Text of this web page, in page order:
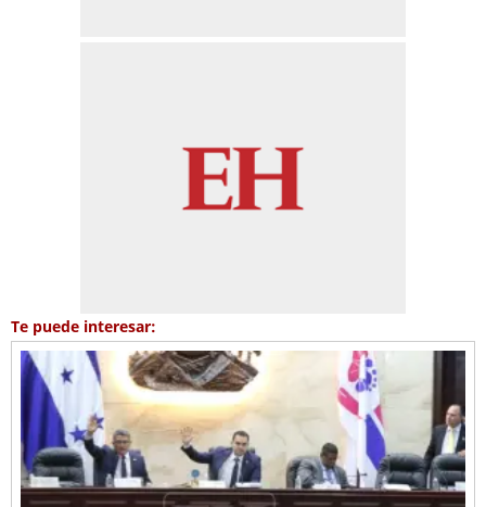
Te puede interesar: